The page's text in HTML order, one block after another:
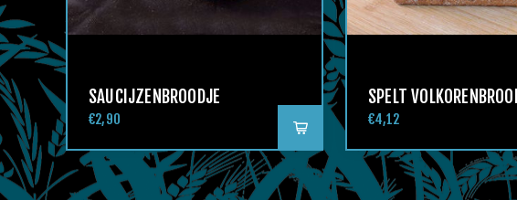
SAUCIJZENBROODJE
€2,90
SPELT
€4,12